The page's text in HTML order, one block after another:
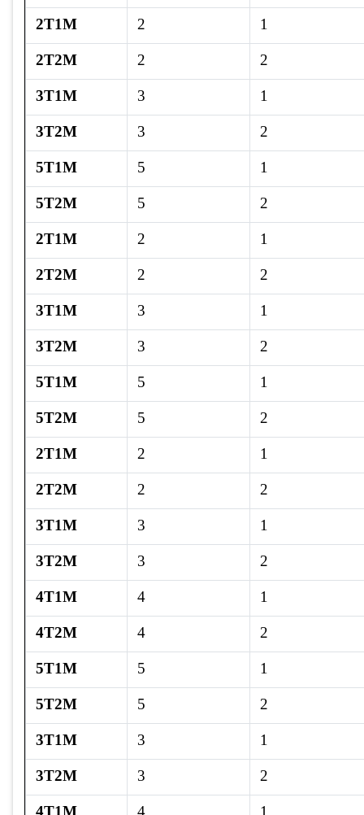
2T1M 2 1
2T2M 2 2
3T1M 3 1
3T2M 3 2
5T1M 5 1
5T2M 5 2
2T1M 2 1
2T2M 2 2
3T1M 3 1
3T2M 3 2
5T1M 5 1
5T2M 5 2
2T1M 2 1
2T2M 2 2
3T1M 3 1
3T2M 3 2
4T1M 4 1
4T2M 4 2
5T1M 5 1
5T2M 5 2
3T1M 3 1
3T2M 3 2
4T1M 4 1